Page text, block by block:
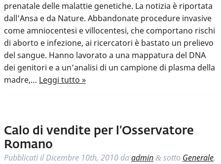
prenatale delle malattie genetiche. La notizia è riportata
dall’Ansa e da Nature. Abbandonate procedure invasive
come amniocentesi e villocentesi, che comportano rischi
di aborto e infezione, ai ricercatori è bastato un prelievo
del sangue. Hanno lavorato a una mappatura del DNA
dei genitori e a un’analisi di un campione di plasma della
madre,… Leggi tutto »
Calo di vendite per l’Osservatore
Romano
Pubblicati ilDicembre 10th, 2010 daadmin & sotto Generale,